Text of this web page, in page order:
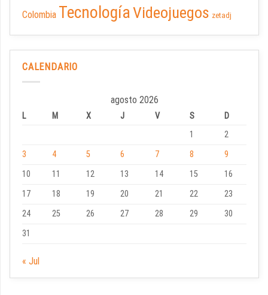
Colombia TecnologíaVideojuegos zetadj
CALENDARIO
agosto 2026
L M X J V S
D
1
2
3
4 5 6 7 8
9
10
11 12 13 14 15
16
17
18 19 20 21 22
23
24
25 26 27 28 29
30
31
« Jul